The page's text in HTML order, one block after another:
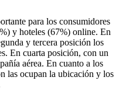
para los consumidores
y hoteles (67%) online. En
y tercera posición los
En cuarta posición, con un
aérea. En cuanto a los
las ocupan la ubicación y los